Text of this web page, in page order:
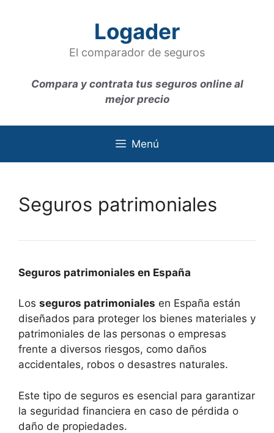
Logader
El comparador de seguros
Compara y contrata tus seguros online al
mejor precio
Menú
Seguros patrimoniales
Seguros patrimoniales en España
Los seguros patrimoniales en España están
diseñados para proteger los bienes materiales y
patrimoniales de las personas o empresas
frente a diversos riesgos, como daños
accidentales, robos o desastres naturales.
Este tipo de seguros es esencial para garantizar
la seguridad financiera en caso de pérdida o
daño de propiedades.